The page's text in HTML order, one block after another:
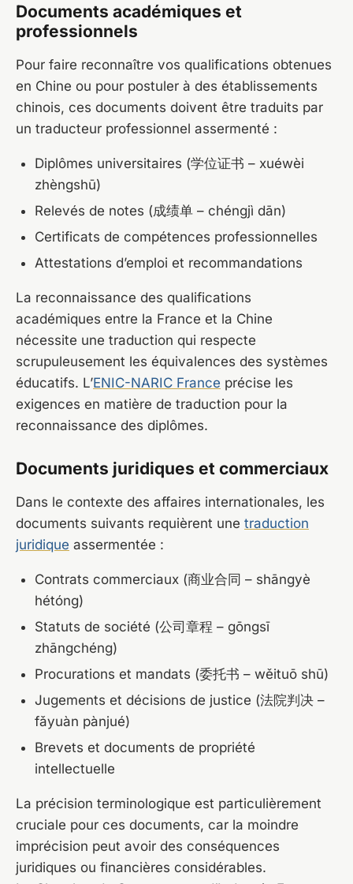
Documents académiques et
professionnels
Pour faire reconnaître vos qualifications obtenues
en Chine ou pour postuler à des établissements
chinois, ces documents doivent être traduits par
un traducteur professionnel assermenté :
Diplômes universitaires (学位证书 – xuéwèi
zhèngshū)
Relevés de notes (成绩单 – chéngjì dān)
Certificats de compétences professionnelles
Attestations d’emploi et recommandations
La reconnaissance des qualifications
académiques entre la France et la Chine
nécessite une traduction qui respecte
scrupuleusement les équivalences des systèmes
éducatifs. L’ENIC-NARIC France précise les
exigences en matière de traduction pour la
reconnaissance des diplômes.
Documents juridiques et commerciaux
Dans le contexte des affaires internationales, les
documents suivants requièrent une traduction
juridique assermentée :
Contrats commerciaux (商业合同 – shāngyè
hétóng)
Statuts de société (公司章程 – gōngsī
zhāngchéng)
Procurations et mandats (委托书 – wěituō shū)
Jugements et décisions de justice (法院判决 –
fǎyuàn pànjué)
Brevets et documents de propriété
intellectuelle
La précision terminologique est particulièrement
cruciale pour ces documents, car la moindre
imprécision peut avoir des conséquences
juridiques ou financières considérables.